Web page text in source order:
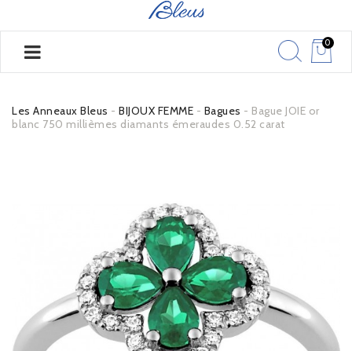
0
Les Anneaux Bleus BIJOUX FEMME Bagues
Bague JOIE or
blanc 750 millièmes diamants émeraudes 0.52 carat